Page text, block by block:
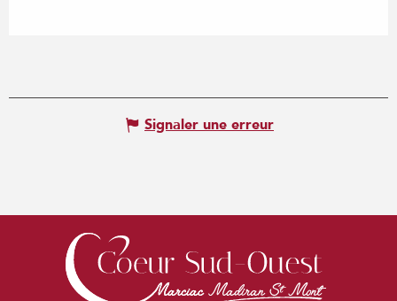
Signaler une erreur